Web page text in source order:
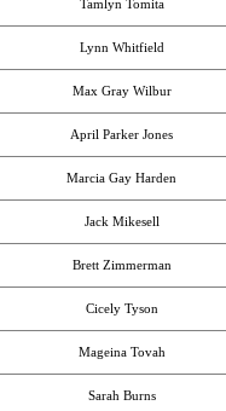
Tamlyn Tomita
Lynn Whitfield
Max Gray Wilbur
April Parker Jones
Marcia Gay Harden
Jack Mikesell
Brett Zimmerman
Cicely Tyson
Mageina Tovah
Sarah Burns